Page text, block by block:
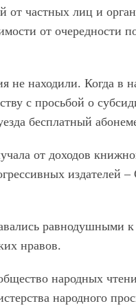
частных лиц и
от очередности
находили. Когда в
с просьбой о
бесплатный
от доходов
издателей
равнодушными
нравов.
народных
народного